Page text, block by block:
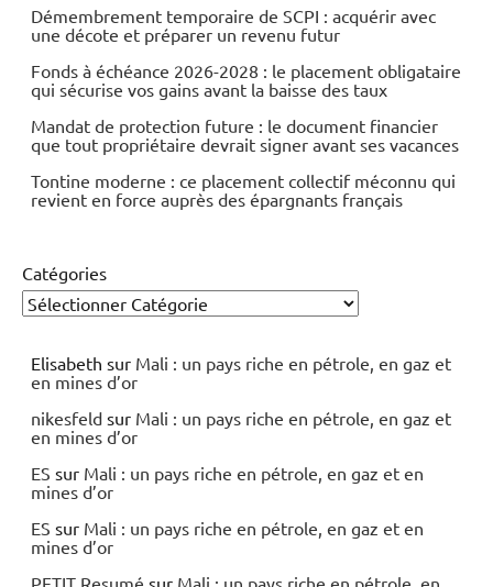
Rechercher Chercher
Défiscalisation par le mécénat : déduire jusqu’à 66 %
de ses dons en 2026, mode d’emploi
PER et expatriation en 2026 : ce qui change vraiment
Relevé de situation retraite : les 3 erreurs de carrière
qui amputent votre pension sans que vous le sachiez
Démembrement temporaire de SCPI : acquérir avec
Fonds à échéance 2026-2028 : le placement obligataire
qui sécurise vos gains avant la baisse des taux
Mandat de protection future : le document financier
que tout propriétaire devrait signer avant ses vacances
Tontine moderne : ce placement collectif méconnu qui
revient en force auprès des épargnants français
Catégories